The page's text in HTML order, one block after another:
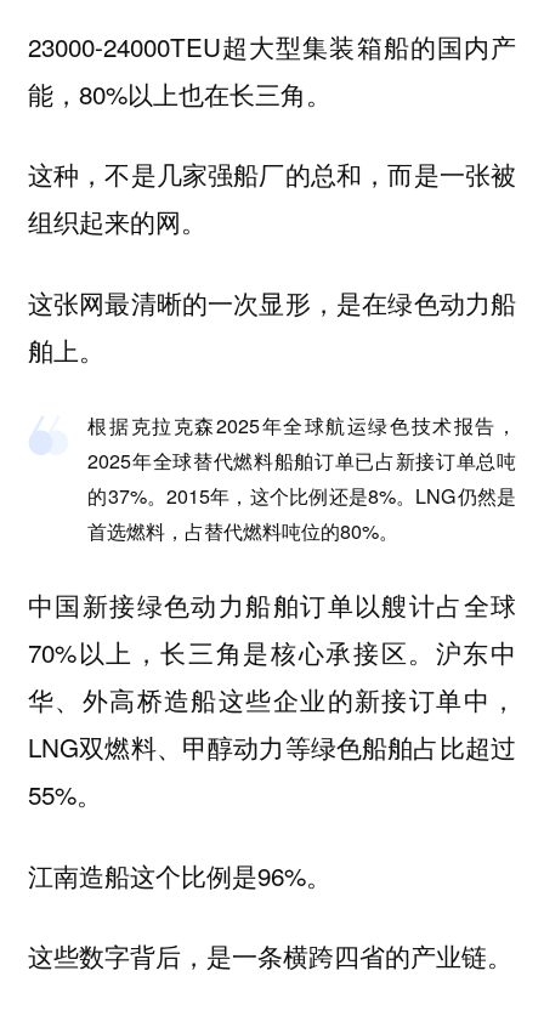
23000-24000TEU超大型集装箱船的国内产
能，80%以上也在长三角。
这种，不是几家强船厂的总和，而是一张被
组织起来的网。
这张网最清晰的一次显形，是在绿色动力船
舶上。
根据克拉克森2025年全球航运绿色技术报告，
2025年全球替代燃料船舶订单已占新接订单总吨
的37%。2015年，这个比例还是8%。LNG仍然是
首选燃料，占替代燃料吨位的80%。
中国新接绿色动力船舶订单以艘计占全球
70%以上，长三角是核心承接区。沪东中
华、外高桥造船这些企业的新接订单中，
LNG双燃料、甲醇动力等绿色船舶占比超过
55%。
江南造船这个比例是96%。
这些数字背后，是一条横跨四省的产业链。